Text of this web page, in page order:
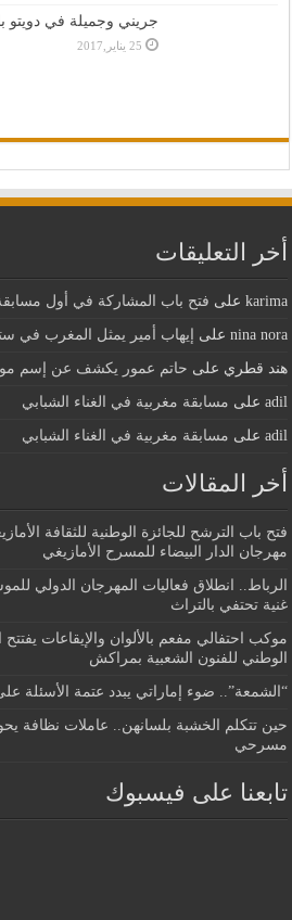
جريني وجميلة في دويتو
25 يناير,2017
أخر التعليقات
karima على فتح باب المشاركة في أول
nina nora على إيهاب أمير يمثل المغرب في
هند قطري على حاتم عمور يكشف عن إسم
adil على مسابقة مغربية في الغناء الشبابي
adil على مسابقة مغربية في الغناء الشبابي
أخر المقالات
فتح باب الترشح للجائزة الوطنية للثقافة
مهرجان الدار البيضاء للمسرح الأمازيغي
الرباط.. انطلاق فعاليات المهرجان الدولي
غنية تحتفي بالتراث
الوطني للفنون الشعبية بمراكش
“الشمعة”.. ضوء إماراتي يبدد عتمة الأسئلة
حين تتكلم الخشبة بلسانهن.. عاملات نظافة
مسرحي
تابعنا على فيسبوك